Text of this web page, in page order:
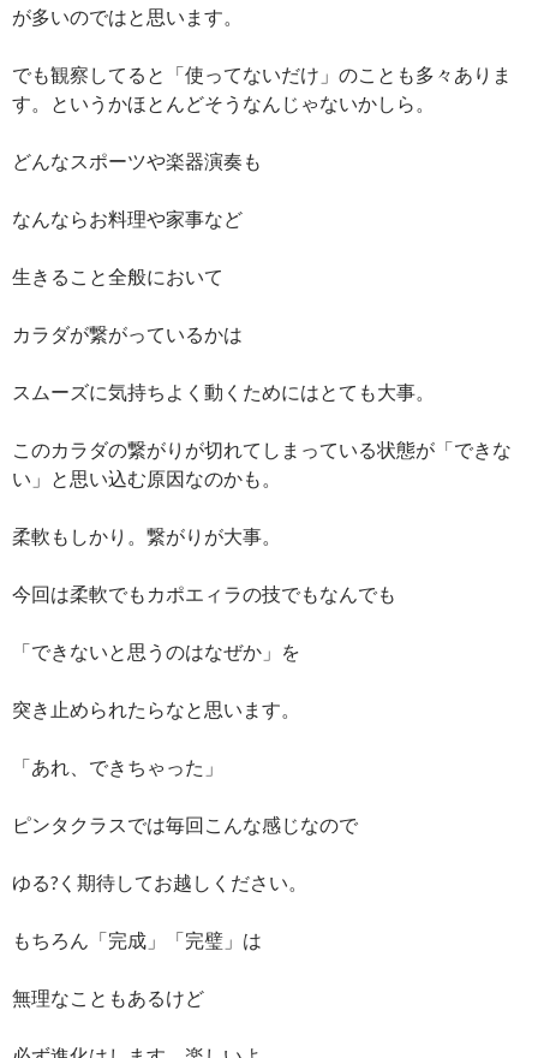
が多いのではと思います。
でも観察してると「使ってないだけ」のことも多々ありま
す。というかほとんどそうなんじゃないかしら。
どんなスポーツや楽器演奏も
なんならお料理や家事など
生きること全般において
カラダが繋がっているかは
スムーズに気持ちよく動くためにはとても大事。
このカラダの繋がりが切れてしまっている状態が「できな
い」と思い込む原因なのかも。
柔軟もしかり。繋がりが大事。
今回は柔軟でもカポエィラの技でもなんでも
「できないと思うのはなぜか」を
突き止められたらなと思います。
「あれ、できちゃった」
ピンタクラスでは毎回こんな感じなので
ゆる?く期待してお越しください。
もちろん「完成」「完璧」は
無理なこともあるけど